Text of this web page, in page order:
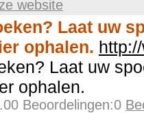
website
Laat uw
ophalen.
Laat uw
ophalen.
Beoordelingen:0